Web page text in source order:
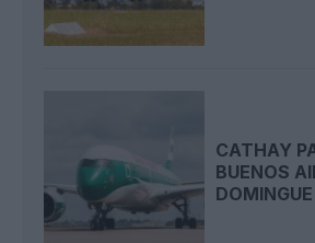
CATHAY
BUENOS